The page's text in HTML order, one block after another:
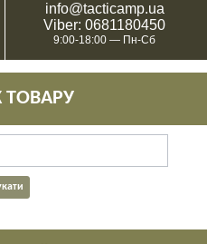
info@tacticamp.ua
Viber: 0681180450
9:00-18:00 — Пн-Сб